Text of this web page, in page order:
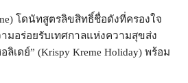
โดนัทสูตรลิขสิทธิ์ชื่อดังที่ครองใจ
มอร่อยรับเทศกาลแห่งความสุขส่ง
เดย์” (Krispy Kreme Holiday) พร้อม